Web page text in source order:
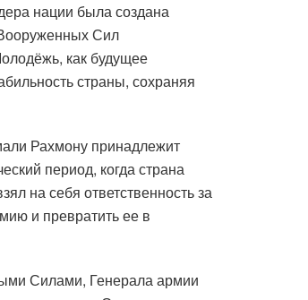
нации была создана
Сил
как будущее
страны, сохраняя
Рахмону принадлежит
период, когда страна
на себя ответственность за
и превратить ее в
Силами, Генерала армии